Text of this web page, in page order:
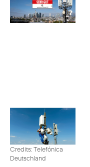
Credits: Telefónica
Deutschland